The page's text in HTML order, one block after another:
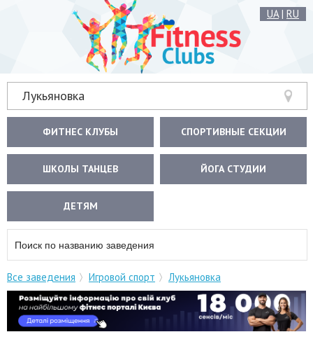
UA| RU
Лукьяновка
ФИТНЕС КЛУБЫ СПОРТИВНЫЕ СЕКЦИИ
ШКОЛЫ ТАНЦЕВ ЙОГА СТУДИИ
ДЕТЯМ
Все заведения Игровой спорт Лукьяновка